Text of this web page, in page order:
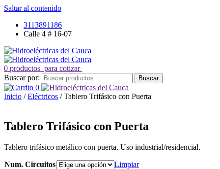
Saltar al contenido
3113891186
Calle 4 # 16-07
0 productos para cotizar
Buscar por:
Buscar
0
Inicio /Eléctricos / Tablero Trifásico con Puerta
Tablero Trifásico con Puerta
Tablero trifásico metálico con puerta. Uso industrial/residencial.
Num. Circuitos
Limpiar